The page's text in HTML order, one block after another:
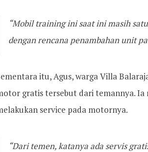
“Mobil training ini saat ini masih
dengan rencana penambahan unit
itu, Agus, warga Villa
gratis tersebut dari temannya.
service pada motornya.
“Dari temen, katanya ada servis